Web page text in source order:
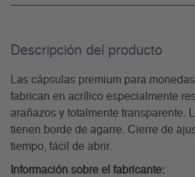
Descripción del producto
Las cápsulas premium para
fabrican en acrílico especialmente
arañazos y totalmente transparente.
tienen borde de agarre. Cierre de
tiempo, fácil de abrir.
Información sobre el fabricante: